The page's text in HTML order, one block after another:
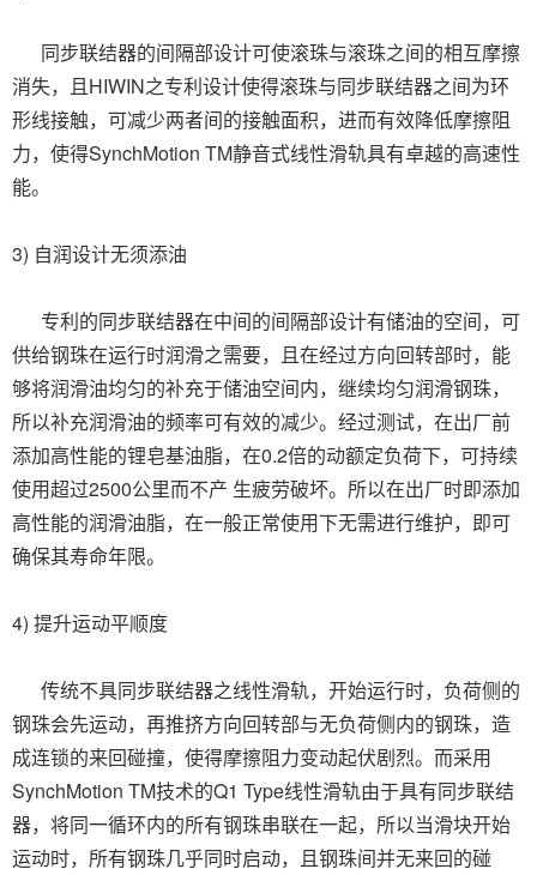
同步联结器的间隔部设计可使滚珠与滚珠之间的相互摩擦
消失，且HIWIN之专利设计使得滚珠与同步联结器之间为环
形线接触，可减少两者间的接触面积，进而有效降低摩擦阻
力，使得SynchMotion TM静音式线性滑轨具有卓越的高速性
能。
3) 自润设计无须添油
专利的同步联结器在中间的间隔部设计有储油的空间，可
供给钢珠在运行时润滑之需要，且在经过方向回转部时，能
够将润滑油均匀的补充于储油空间内，继续均匀润滑钢珠，
所以补充润滑油的频率可有效的减少。经过测试，在出厂前
添加高性能的锂皂基油脂，在0.2倍的动额定负荷下，可持续
使用超过2500公里而不产 生疲劳破坏。所以在出厂时即添加
高性能的润滑油脂，在一般正常使用下无需进行维护，即可
确保其寿命年限。
4) 提升运动平顺度
传统不具同步联结器之线性滑轨，开始运行时，负荷侧的
钢珠会先运动，再推挤方向回转部与无负荷侧内的钢珠，造
成连锁的来回碰撞，使得摩擦阻力变动起伏剧烈。而采用
SynchMotion TM技术的Q1 Type线性滑轨由于具有同步联结
器，将同一循环内的所有钢珠串联在一起，所以当滑块开始
运动时，所有钢珠几乎同时启动，且钢珠间并无来回的碰